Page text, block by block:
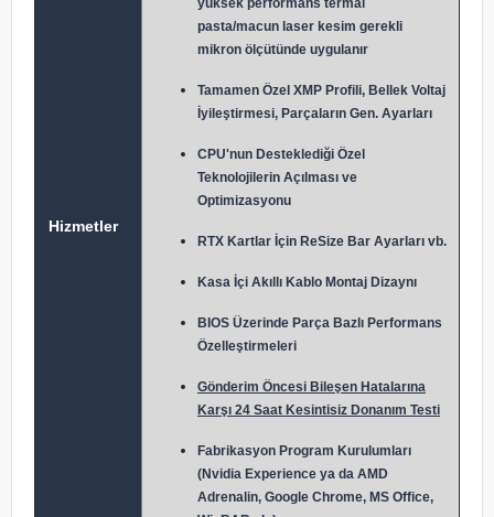
Hizmetler
yüksek performans termal
pasta/macun laser kesim gerekli
mikron ölçütünde uygulanır
Tamamen Özel XMP Profili, Bellek Voltaj
İyileştirmesi, Parçaların Gen. Ayarları
CPU'nun Desteklediği Özel
Teknolojilerin Açılması ve
Optimizasyonu
RTX Kartlar İçin ReSize Bar Ayarları vb.
Kasa İçi Akıllı Kablo Montaj Dizaynı
BIOS Üzerinde Parça Bazlı Performans
Özelleştirmeleri
Gönderim Öncesi Bileşen Hatalarına
Karşı 24 Saat Kesintisiz Donanım Testi
Fabrikasyon Program Kurulumları
(Nvidia Experience ya da AMD
Adrenalin, Google Chrome, MS Office,